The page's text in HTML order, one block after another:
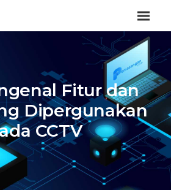
Fitur dan
Dipergunakan
CCTV